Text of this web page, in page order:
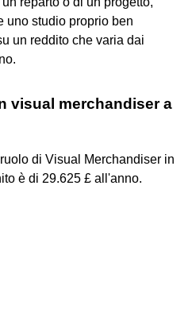
uno studio proprio ben
un reddito che varia dai
visual merchandiser a
di Visual Merchandiser in
è di 29.625 £ all'anno.